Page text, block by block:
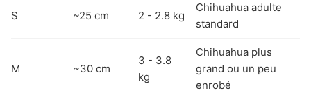
S ~25 cm 2 - 2.8 kg
Chihuahua adulte
standard
M ~30 cm
3 - 3.8
kg
Chihuahua plus
grand ou un peu
enrobé